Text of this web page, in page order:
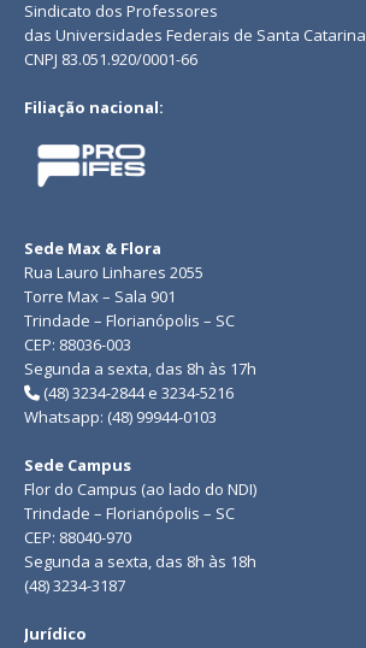
Sindicato dos Professores
das Universidades Federais de Santa Catarina
CNPJ 83.051.920/0001-66
Filiação nacional:
Sede Max & Flora
Rua Lauro Linhares 2055
Torre Max – Sala 901
Trindade – Florianópolis – SC
CEP: 88036-003
Segunda a sexta, das 8h às 17h
(48) 3234-2844 e 3234-5216
Whatsapp: (48) 99944-0103
Sede Campus
Flor do Campus (ao lado do NDI)
Trindade – Florianópolis – SC
CEP: 88040-970
Segunda a sexta, das 8h às 18h
(48) 3234-3187
Jurídico